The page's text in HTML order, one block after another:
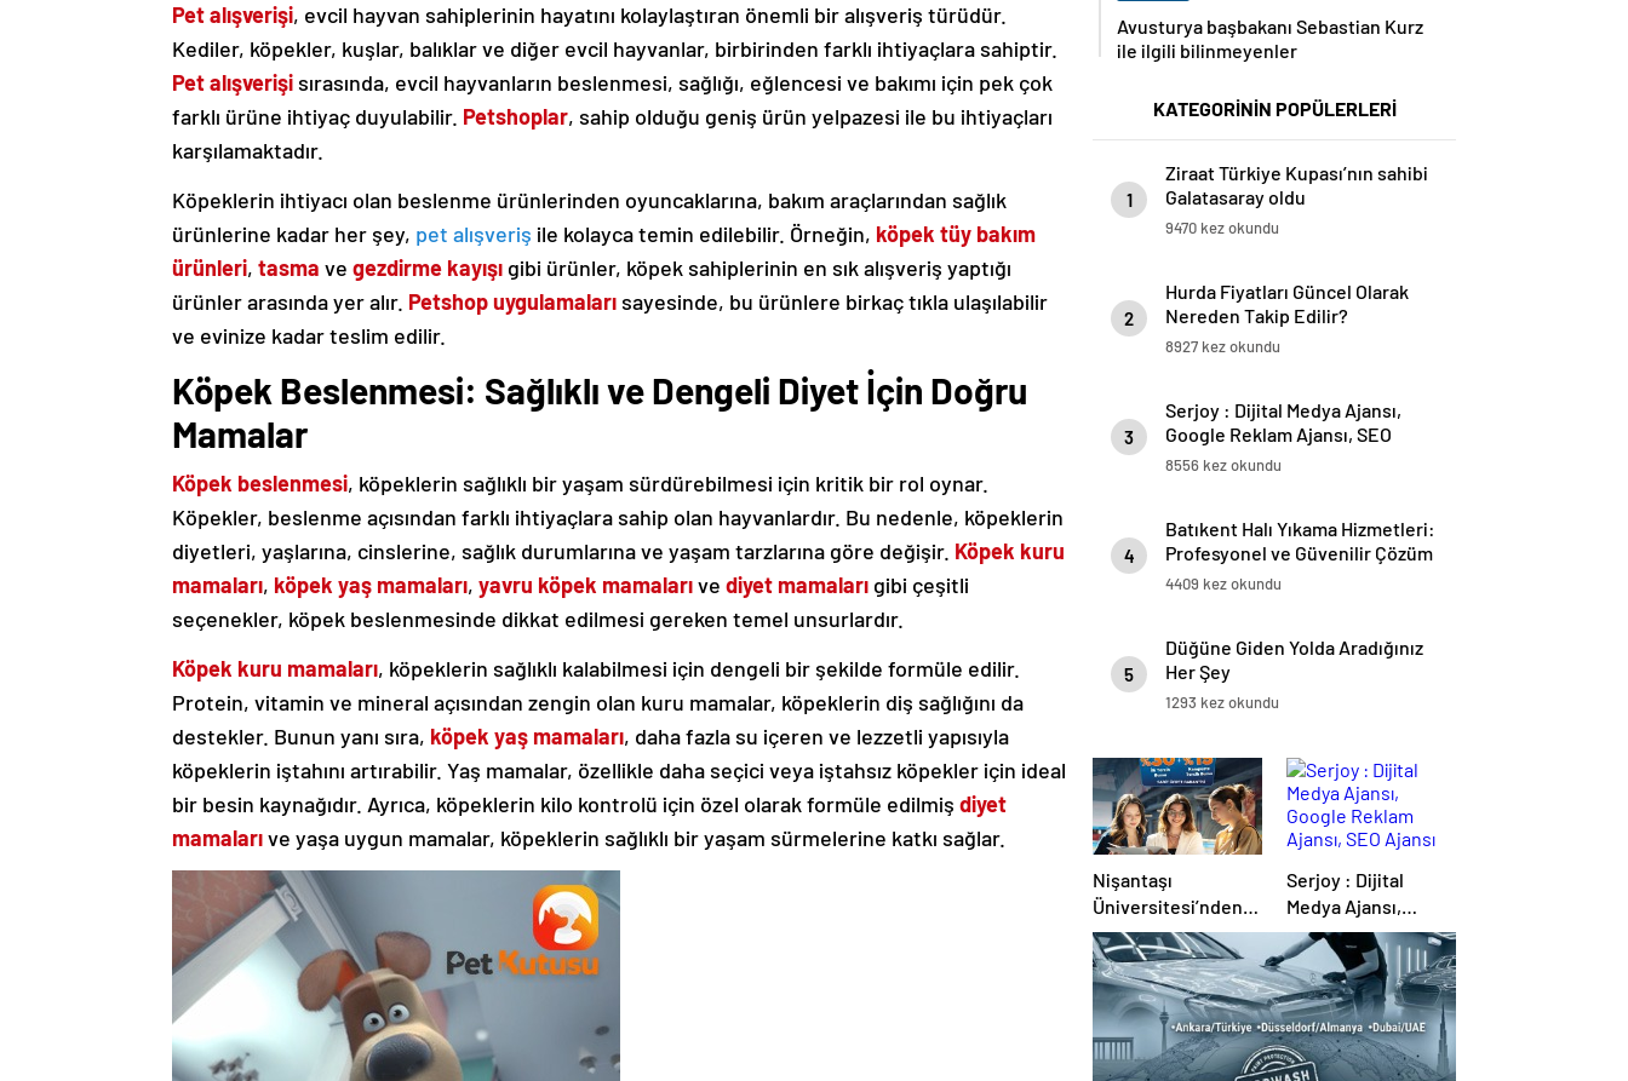
Pet alışverişi, evcil hayvan sahiplerinin hayatını kolaylaştıran önemli bir alışveriş türüdür.
Kediler, köpekler, kuşlar, balıklar ve diğer evcil hayvanlar, birbirinden farklı ihtiyaçlara sahiptir.
Pet alışverişi sırasında, evcil hayvanların beslenmesi, sağlığı, eğlencesi ve bakımı için pek çok
farklı ürüne ihtiyaç duyulabilir. Petshoplar, sahip olduğu geniş ürün yelpazesi ile bu ihtiyaçları
karşılamaktadır.
Köpeklerin ihtiyacı olan beslenme ürünlerinden oyuncaklarına, bakım araçlarından sağlık
ürünlerine kadar her şey, pet alışveriş ile kolayca temin edilebilir. Örneğin, köpek tüy bakım
ürünleri, tasma ve gezdirme kayışı gibi ürünler, köpek sahiplerinin en sık alışveriş yaptığı
ürünler arasında yer alır. Petshop uygulamaları sayesinde, bu ürünlere birkaç tıkla ulaşılabilir
ve evinize kadar teslim edilir.
Köpek Beslenmesi: Sağlıklı ve Dengeli Diyet İçin Doğru
Mamalar
Köpek beslenmesi, köpeklerin sağlıklı bir yaşam sürdürebilmesi için kritik bir rol oynar.
Köpekler, beslenme açısından farklı ihtiyaçlara sahip olan hayvanlardır. Bu nedenle, köpeklerin
diyetleri, yaşlarına, cinslerine, sağlık durumlarına ve yaşam tarzlarına göre değişir. Köpek kuru
mamaları, köpek yaş mamaları, yavru köpek mamalarıve diyet mamaları gibi çeşitli
seçenekler, köpek beslenmesinde dikkat edilmesi gereken temel unsurlardır.
Köpek kuru mamaları, köpeklerin sağlıklı kalabilmesi için dengeli bir şekilde formüle edilir.
Protein, vitamin ve mineral açısından zengin olan kuru mamalar, köpeklerin diş sağlığını da
destekler. Bunun yanı sıra, köpek yaş mamaları, daha fazla su içeren ve lezzetli yapısıyla
köpeklerin iştahını artırabilir. Yaş mamalar, özellikle daha seçici veya iştahsız köpekler için ideal
bir besin kaynağıdır. Ayrıca, köpeklerin kilo kontrolü için özel olarak formüle edilmiş diyet
mamalarıve yaşa uygun mamalar, köpeklerin sağlıklı bir yaşam sürmelerine katkı sağlar.
Avusturya başbakanı Sebastian Kurz
ile ilgili bilinmeyenler
KATEGORİNİN POPÜLERLERİ
1
Ziraat Türkiye Kupası’nın sahibi
Galatasaray oldu
9470 kez okundu
2
Hurda Fiyatları Güncel Olarak
Nereden Takip Edilir?
8927 kez okundu
3
Serjoy : Dijital Medya Ajansı,
Google Reklam Ajansı, SEO
Ajansı ve Web Tasarım Ajansı
8556 kez okundu
4
Batıkent Halı Yıkama Hizmetleri:
Profesyonel ve Güvenilir Çözüm
4409 kez okundu
5
Düğüne Giden Yolda Aradığınız
Her Şey
1293 kez okundu
Nişantaşı
Üniversitesi’nden
2026 YKS
Adaylarına Çifte
Güvence: Sabit
Ücret ve Kesintisiz
Burs
Serjoy : Dijital
Medya Ajansı,
Google Reklam
Ajansı, SEO Ajansı
ve Web Tasarım
Ajansı